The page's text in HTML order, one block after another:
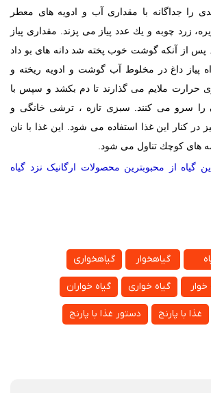
را جداگانه با مقداری آب و ادویه های معطر
زرد چوبه و یك عدد پیاز می پزند. مقداری پیاز
پس از آنكه گوشت خوب پخته شد دانه های بو داد
پیاز داغ در مخلوط آب گوشت و ادویه ریخته و
حرارت ملایم می گذارند تا دم بكشد و سپس با
سرو می كنند. سبزی تازه ، ترشی خانگی و
كنار این غذا استفاده می شود. این غذا با نان
های كوچك تناول می شود.
گیاه از محبوبترین محصولات ارگانیک نزد گیاه
گیاهخوار گیاهخواری
خوار گیاه خواری گیاه خواران
غذا با پارنج دستور غذا با پارنج